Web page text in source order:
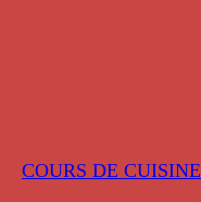
COURS DE CUISINE